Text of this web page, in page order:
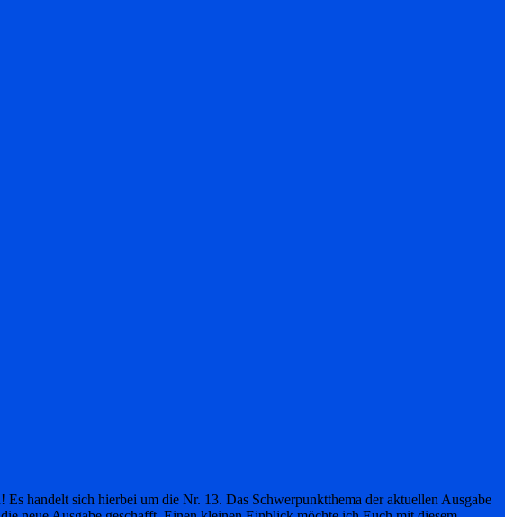
handelt sich hierbei um die Nr. 13. Das Schwerpunktthema der aktuellen Ausgabe